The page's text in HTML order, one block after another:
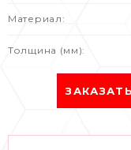
Материал:
Толщина (мм):
ЗАКАЗАТЬ